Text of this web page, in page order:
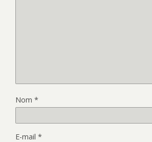
Nom *
E-mail *